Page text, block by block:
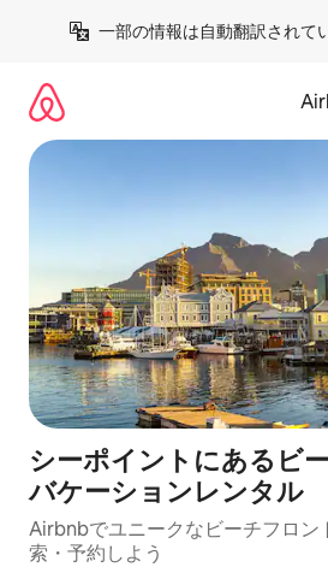
一部の情報は自動翻訳されて
シーポイントにあるビ
バケーションレンタル
Airbnbでユニークなビーチフロン
索・予約しよう